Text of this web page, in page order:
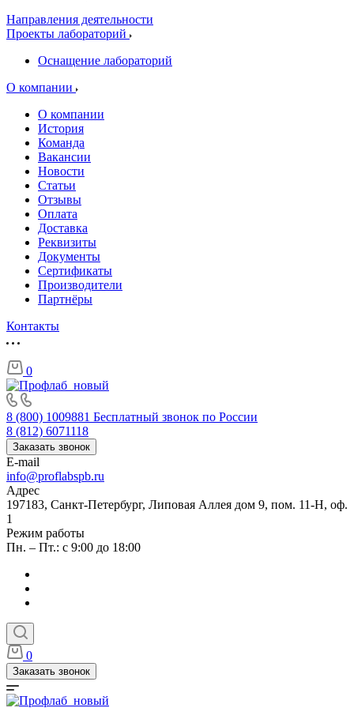
Направления деятельности
Проекты лабораторий
Оснащение лабораторий
О компании
О компании
История
Команда
Вакансии
Новости
Статьи
Отзывы
Оплата
Доставка
Реквизиты
Документы
Сертификаты
Производители
Партнёры
Контакты
0
8 (800) 1009881 Бесплатный звонок по России
8 (812) 6071118
Заказать звонок
E-mail
info@proflabspb.ru
Адрес
197183, Санкт-Петербург, Липовая Аллея дом 9, пом. 11-Н, оф.
1
Режим работы
Пн. – Пт.: с 9:00 до 18:00
0
Заказать звонок